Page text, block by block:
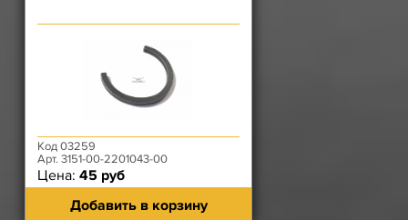
Код 03259
Арт. 3151-00-2201043-00
Цена: 45 руб
Добавить в корзину